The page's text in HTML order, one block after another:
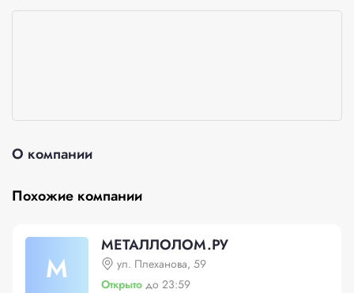
О компании
Похожие компании
М
МЕТАЛЛОЛОМ.РУ
ул. Плеханова, 59
Открыто до 23:59